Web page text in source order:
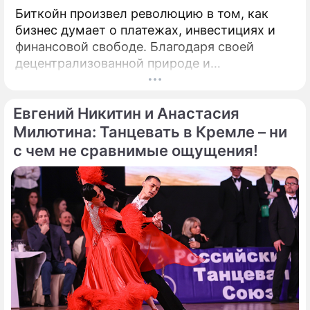
Биткойн произвел революцию в том, как
бизнес думает о платежах, инвестициях и
финансовой свободе. Благодаря своей
децентрализованной природе и
безграничной функциональности Биткойн
возможности для расширения своего
присутствия. Однако наряду с
преимуществами возникают и серьезные
проблемы, особенно в нормативно-
правовой сфере. Понимание этих
препятствий имеет важное значение для
предприятий, рассматривающих
возможность внедрения Биткойна.
Евгений Никитин и Анастасия
Милютина: Танцевать в Кремле – ни
с чем не сравнимые ощущения!